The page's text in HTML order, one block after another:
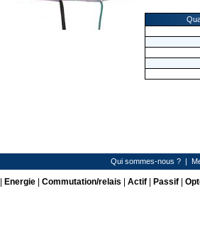
Qui sommes-nous ? |
Energie| Commutation/relais Actif| Passif|